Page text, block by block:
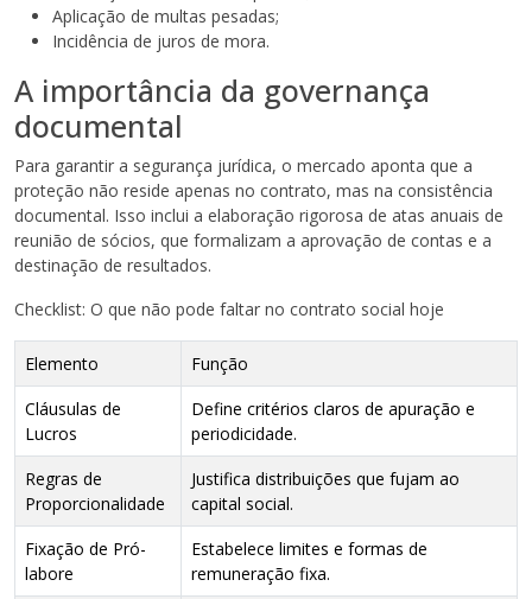
Aplicação de multas pesadas;
Incidência de juros de mora.
A importância da governança
documental
Para garantir a segurança jurídica, o mercado aponta que a
proteção não reside apenas no contrato, mas na consistência
documental. Isso inclui a elaboração rigorosa de atas anuais de
reunião de sócios, que formalizam a aprovação de contas e a
destinação de resultados.
Checklist: O que não pode faltar no contrato social hoje
Elemento
Função
Cláusulas de
Lucros
Define critérios claros de apuração e
periodicidade.
Regras de
Proporcionalidade
Justifica distribuições que fujam ao
capital social.
Fixação de Pró-
labore
Estabelece limites e formas de
remuneração fixa.